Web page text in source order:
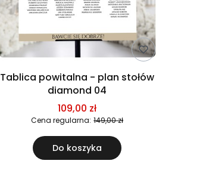
Tablica powitalna - plan stołów
diamond 04
109,00 zł
Cena regularna: 149,00 zł
Do koszyka